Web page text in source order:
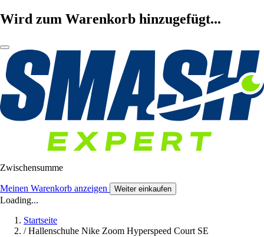
Wird zum Warenkorb hinzugefügt...
Zwischensumme
Meinen Warenkorb anzeigen Weiter einkaufen
Loading...
Startseite
/ Hallenschuhe Nike Zoom Hyperspeed Court SE